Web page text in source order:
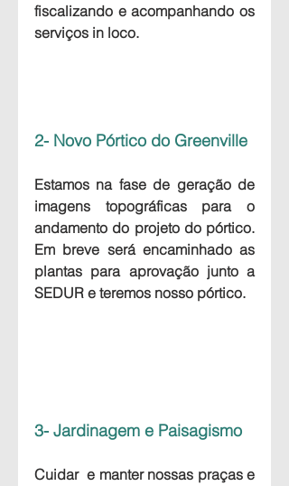
fiscalizando e acompanhando os
serviços in loco.
2- Novo Pórtico do Greenville
Estamos na fase de geração de
imagens topográficas para o
andamento do projeto do pórtico.
Em breve será encaminhado as
plantas para aprovação junto a
SEDUR e teremos nosso pórtico.
3- Jardinagem e Paisagismo
Cuidar  e manter nossas praças e